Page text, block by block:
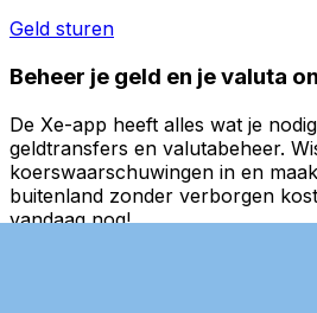
Geld sturen
Beheer je geld en je valuta
De Xe-app heeft alles wat je
geldtransfers en valutabeheer.
koerswaarschuwingen in en
buitenland zonder verborgen
vandaag nog!